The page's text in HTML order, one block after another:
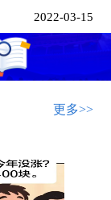
2022-03-15
更多>>